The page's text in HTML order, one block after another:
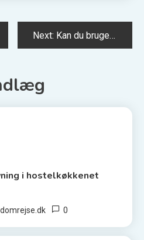
Next: Kan du bruge MitID i udlandet uden problemer?
i hostelkøkkenet
0